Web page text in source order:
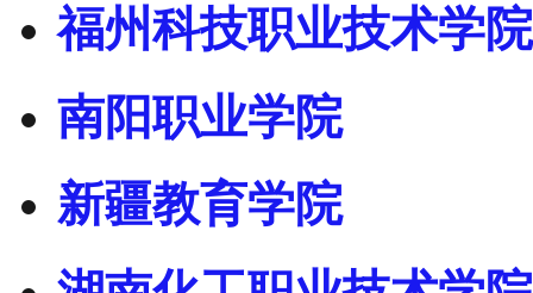
福州科技职业技术学院
南阳职业学院
新疆教育学院